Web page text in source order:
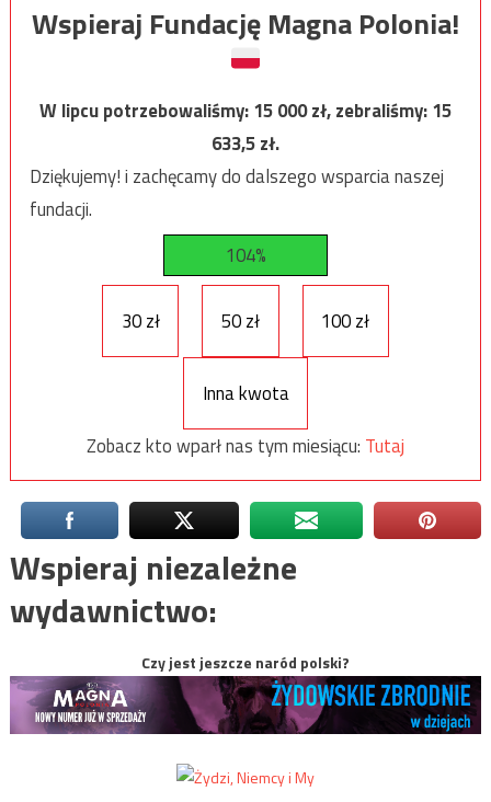
Wspieraj Fundację Magna Polonia!
W lipcu potrzebowaliśmy:15 000zł, zebraliśmy:15
633,5zł.
Dziękujemy! i zachęcamy do dalszego wsparcia naszej
fundacji.
104%
30 zł 50 zł 100 zł
Inna kwota
Zobacz kto wparł nas tym miesiącu: Tutaj
Wspieraj niezależne
wydawnictwo:
Czy jest jeszcze naród polski?